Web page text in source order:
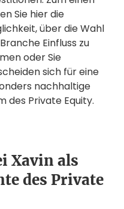
Sie hier die
über die Wahl
Einfluss zu
oder Sie
sich für eine
nachhaltige
des Private Equity.
Xavin als
des Private